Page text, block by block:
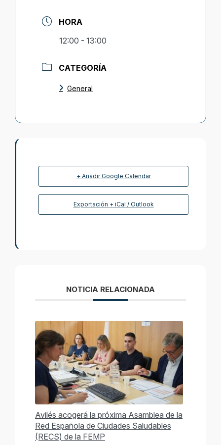
HORA
12:00 - 13:00
CATEGORÍA
General
+ Añadir Google Calendar
Exportación + iCal / Outlook
NOTICIA RELACIONADA
Avilés acogerá la próxima Asamblea de la
Red Española de Ciudades Saludables
(RECS) de la FEMP